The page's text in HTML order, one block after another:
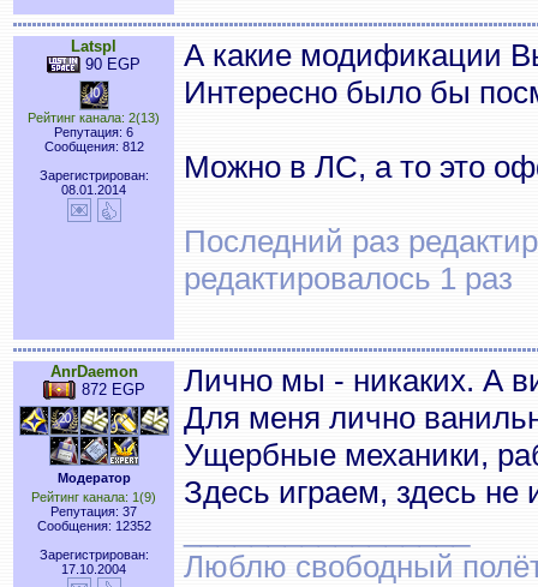
Latspl
90 EGP
Рейтинг канала: 2(13)
Репутация: 6
Сообщения: 812
Зарегистрирован:
08.01.2014
А какие модификации
Интересно было бы
Можно в ЛС, а то это
Последний раз
редактировалось 1 раз
AnrDaemon
872 EGP
Модератор
Рейтинг канала: 1(9)
Репутация: 37
Сообщения: 12352
Зарегистрирован:
17.10.2004
Лично мы - никаких. А
Для меня лично
Ущербные механики,
Здесь играем, здесь
Люблю свободный